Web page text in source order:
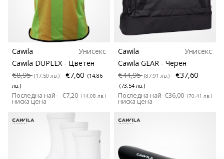
Cawila
Унисекс
Cawila DUPLEX - Цветен
€8,95(17,50 лв.) €7,60 (14,86
лв.)
Последна най-
ниска цена
€7,20 (14,08 лв.)
Cawila
Унисекс
Cawila GEAR - Черен
€44,95(87,91 лв.) €37,60
(73,54 лв.)
Последна най-
ниска цена
€36,00 (70,41 лв.)